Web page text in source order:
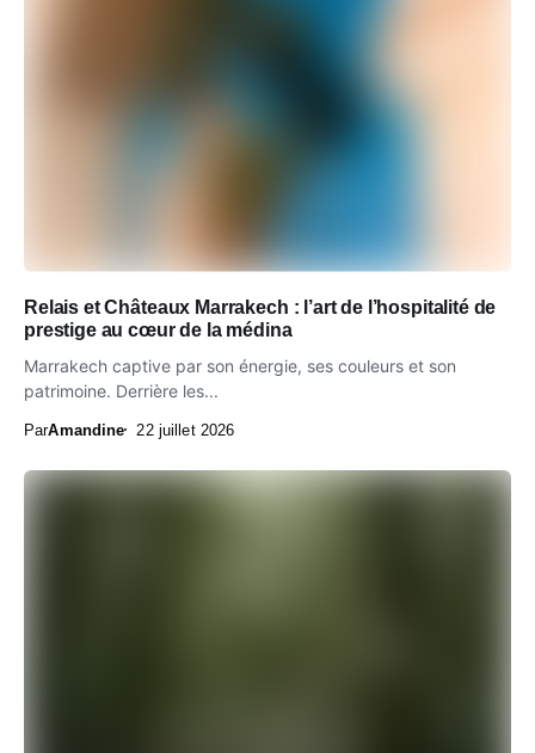
Relais et Châteaux Marrakech : l’art de l’hospitalité de
prestige au cœur de la médina
Marrakech captive par son énergie, ses couleurs et son
patrimoine. Derrière les...
ParAmandine 22 juillet 2026